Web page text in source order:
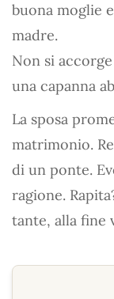
buona moglie
madre.
Non si
una capanna
La sposa
matrimonio.
di un ponte.
ragione.
tante, alla fine